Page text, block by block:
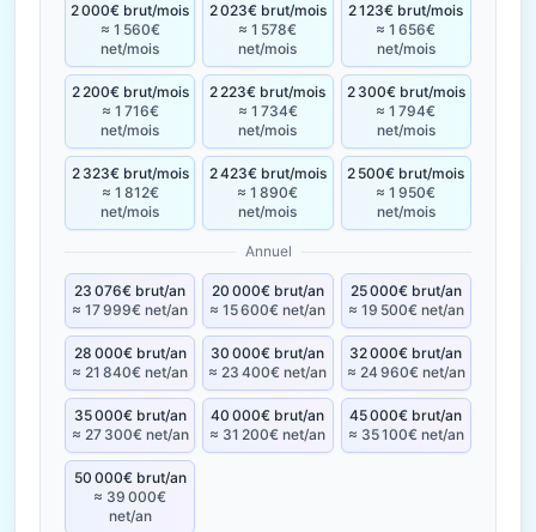
2 000€ brut/mois
≈ 1 560€
net/mois
2 023€ brut/mois
≈ 1 578€
net/mois
2 123€ brut/mois
≈ 1 656€
net/mois
2 200€ brut/mois
≈ 1 716€
net/mois
2 223€ brut/mois
≈ 1 734€
net/mois
2 300€ brut/mois
≈ 1 794€
net/mois
2 323€ brut/mois
≈ 1 812€
net/mois
2 423€ brut/mois
≈ 1 890€
net/mois
2 500€ brut/mois
≈ 1 950€
net/mois
Annuel
23 076€ brut/an
≈ 17 999€ net/an
20 000€ brut/an
≈ 15 600€ net/an
25 000€ brut/an
≈ 19 500€ net/an
28 000€ brut/an
≈ 21 840€ net/an
30 000€ brut/an
≈ 23 400€ net/an
32 000€ brut/an
≈ 24 960€ net/an
35 000€ brut/an
≈ 27 300€ net/an
40 000€ brut/an
≈ 31 200€ net/an
45 000€ brut/an
≈ 35 100€ net/an
50 000€ brut/an
≈ 39 000€
net/an